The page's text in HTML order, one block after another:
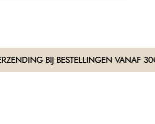
BESTELLINGEN VANAF 30€